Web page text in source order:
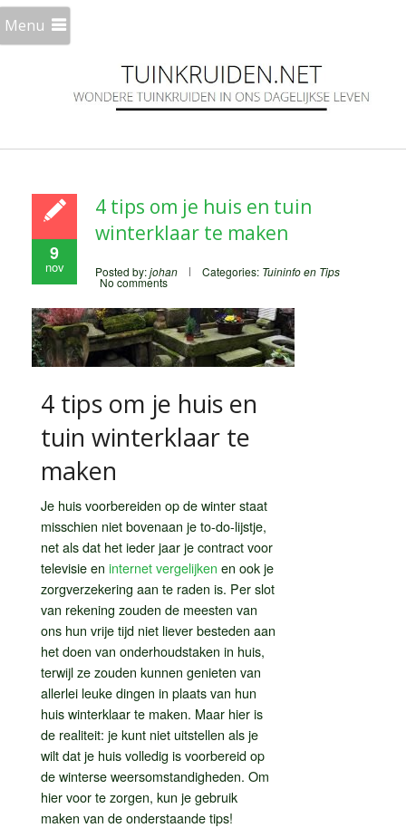
Menu
9
nov
4 tips om je huis en tuin
winterklaar te maken
Posted by:johan Categories: Tuininfo en Tips
No comments
4 tips om je huis en
tuin winterklaar te
maken
Je huis voorbereiden op de winter staat
misschien niet bovenaan je to-do-lijstje,
net als dat het ieder jaar je contract voor
televisie en internet vergelijken en ook je
zorgverzekering aan te raden is. Per slot
van rekening zouden de meesten van
ons hun vrije tijd niet liever besteden aan
het doen van onderhoudstaken in huis,
terwijl ze zouden kunnen genieten van
allerlei leuke dingen in plaats van hun
huis winterklaar te maken. Maar hier is
de realiteit: je kunt niet uitstellen als je
wilt dat je huis volledig is voorbereid op
de winterse weersomstandigheden. Om
hier voor te zorgen, kun je gebruik
maken van de onderstaande tips!